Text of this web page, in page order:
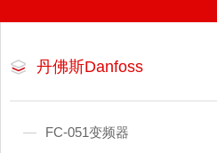
丹佛斯Danfoss
FC-051变频器